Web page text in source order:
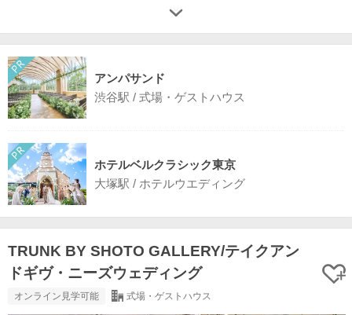
アンパサンド
渋谷駅 / 式場・ゲストハウス
ホテルベルクラシック東京
大塚駅 / ホテルウエディング
TRUNK BY SHOTO GALLERY/テイクアン
ドギヴ・ニーズウェディング
オンライン見学可能 式場・ゲストハウス